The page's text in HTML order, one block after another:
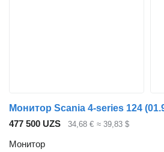
477 500 UZS 34,68 € ≈ 39,83 $
Монитор